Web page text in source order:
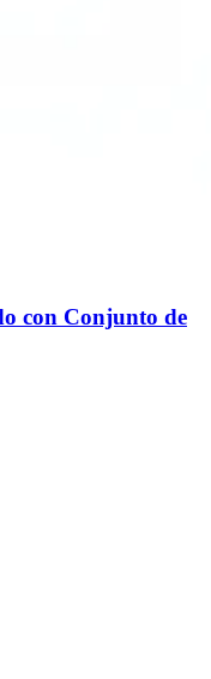
con Conjunto de